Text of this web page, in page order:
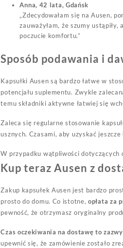
Anna, 42 lata, Gdańsk
„Zdecydowałam się na Ausen,
zauważyłam, że szumy
poczucie komfortu.”
Sposób podawania i
Kapsułki Ausen są bardzo łatwe w
potencjału suplementu. Zwykle
temu składniki aktywne łatwiej się
Zaleca się regularne stosowanie
usznych. Czasami, aby uzyskać
W przypadku wątpliwości
Kup teraz Ausen z
Zakup kapsułek Ausen jest bardzo
prosto do domu. Co istotne,opłata za
pewność, że otrzymasz oryginalny
Czas oczekiwania na dostawę to
upewnić się, że zamówienie zostało